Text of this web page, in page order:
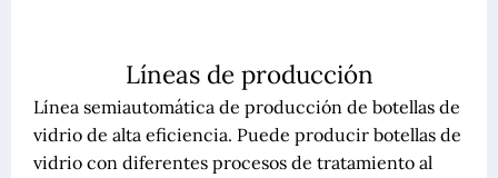
Líneas de producción
Línea semiautomática de producción de botellas de
vidrio de alta eficiencia. Puede producir botellas de
vidrio con diferentes procesos de tratamiento al